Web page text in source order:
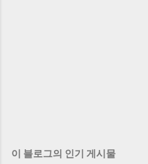
이 블로그의 인기 게시물